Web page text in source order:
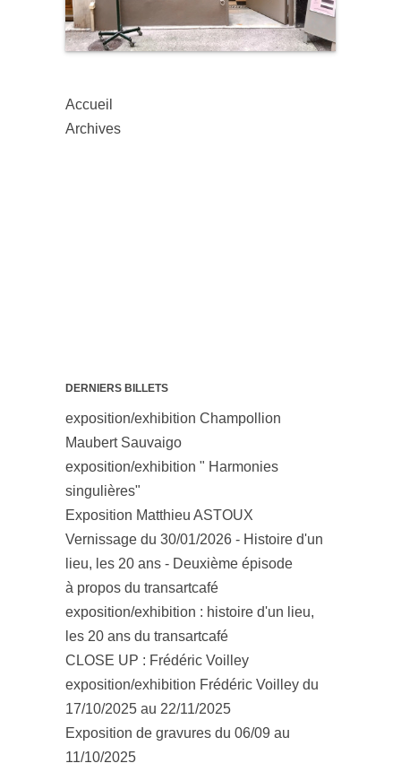
Accueil
Archives
DERNIERS BILLETS
exposition/exhibition Champollion
Maubert Sauvaigo
exposition/exhibition " Harmonies
singulières"
Exposition Matthieu ASTOUX
Vernissage du 30/01/2026 - Histoire d'un
lieu, les 20 ans - Deuxième épisode
à propos du transartcafé
exposition/exhibition : histoire d'un lieu,
les 20 ans du transartcafé
CLOSE UP : Frédéric Voilley
exposition/exhibition Frédéric Voilley du
17/10/2025 au 22/11/2025
Exposition de gravures du 06/09 au
11/10/2025